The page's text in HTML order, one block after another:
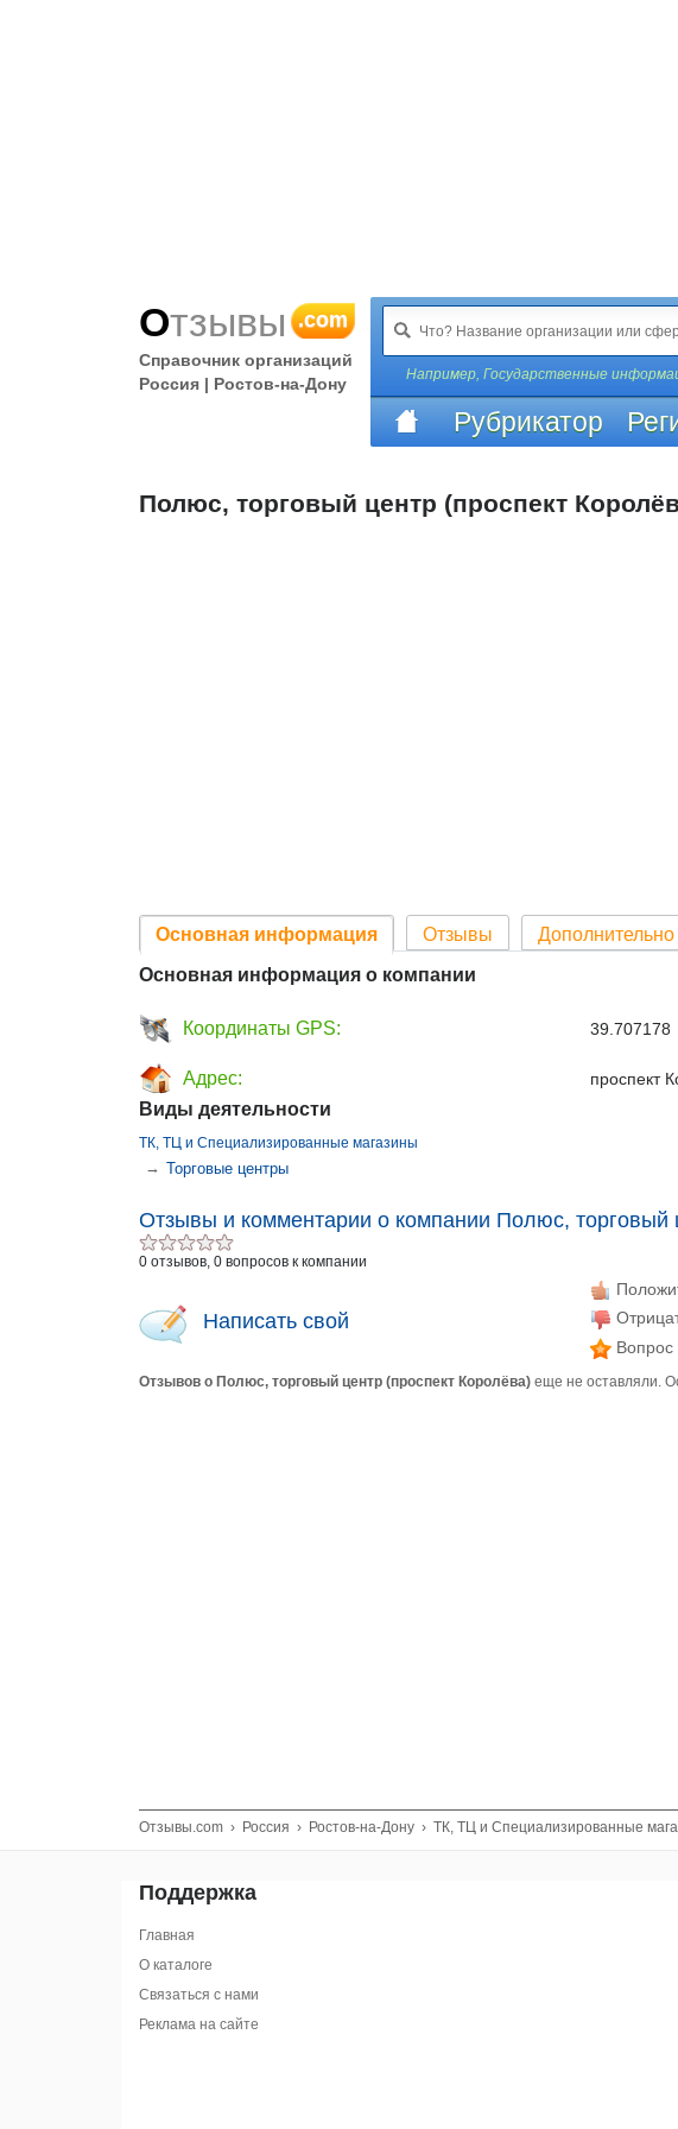
Отзывы .com
Справочник организаций
Россия | Ростов-на-Дону
Например, Государственные
Рубрикатор
Полюс, торговый центр (проспект
Основная информация Отзывы Дополнительно
Основная информация о компании
Координаты GPS:
Адрес: проспект
Виды деятельности
ТК, ТЦ и Специализированные магазины
→ Торговые центры
Отзывы и комментарии о компании Полюс, торговый
0 отзывов, 0 вопросов к компании
Написать свой
Вопрос
Отзывов о Полюс, торговый центр (проспект Королёва) еще не оставляли.
Отзывы.com › Россия › Ростов-на-Дону › ТК, ТЦ и Специализированные
Поддержка
Главная
О каталоге
Связаться с нами
Реклама на сайте